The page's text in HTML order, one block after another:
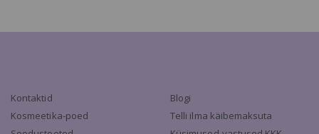
Kontaktid
Kosmeetika-poed
Blogi
Telli ilma käibemaksuta